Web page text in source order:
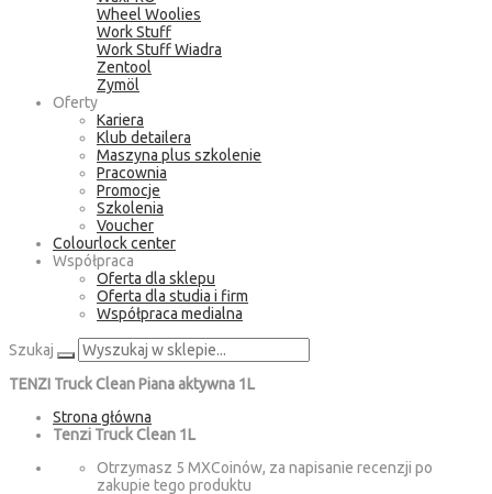
Wheel Woolies
Work Stuff
Work Stuff Wiadra
Zentool
Zymöl
Oferty
Kariera
Klub detailera
Maszyna plus szkolenie
Pracownia
Promocje
Szkolenia
Voucher
Colourlock center
Współpraca
Oferta dla sklepu
Oferta dla studia i firm
Współpraca medialna
Szukaj
TENZI Truck Clean Piana aktywna 1L
Strona główna
Tenzi Truck Clean 1L
Otrzymasz 5 MXCoinów, za napisanie recenzji po
zakupie tego produktu